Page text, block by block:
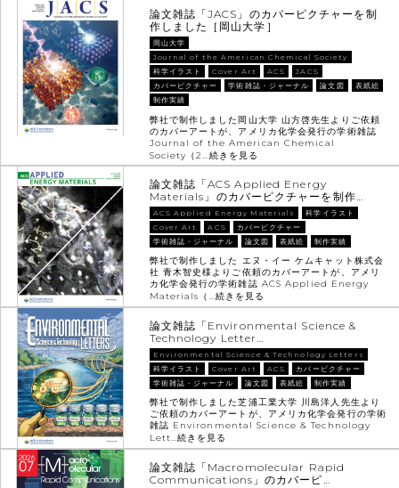
論文雑誌「JACS」のカバーピクチャーを制
作しました［岡山大学］
岡山大学
Journal of the American Chemical Society
科学イラスト
Cover Art ACS
JACS
カバーピクチャー
学術雑誌・ジャーナル 論文図
表紙絵
制作実績
弊社で制作しました岡山大学 山方啓先生よりご依頼
のカバーアートが、アメリカ化学会発行の学術雑誌
Journal of the American Chemical
Society（2…続きを見る
論文雑誌「ACS Applied Energy
Materials」のカバーピクチャーを制作…
ACS Applied Energy Materials
科学イラスト
Cover Art
ACS
カバーピクチャー
学術雑誌・ジャーナル
論文図 表紙絵 制作実績
弊社で制作しました エヌ・イー ケムキャット株式会
社 青木智史様よりご依頼のカバーアートが、アメリ
カ化学会発行の学術雑誌 ACS Applied Energy
Materials（…続きを見る
論文雑誌「Environmental Science &
Technology Letter…
Environmental Science & Technology Letters
科学イラスト
Cover Art ACS
カバーピクチャー
学術雑誌・ジャーナル
論文図 表紙絵 制作実績
弊社で制作しました芝浦工業大学 川島洋人先生より
ご依頼のカバーアートが、アメリカ化学会発行の学術
雑誌 Environmental Science & Technology
Lett…続きを見る
論文雑誌「Macromolecular Rapid
Communications」のカバーピ…